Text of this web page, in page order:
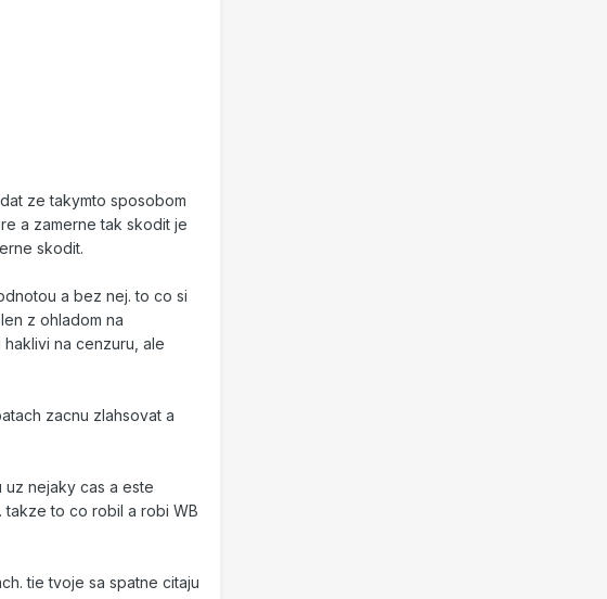
ze takymto sposobom
a zamerne tak skodit je
skodit.
a bez nej. to co si
z ohladom na
na cenzuru, ale
zacnu zlahsovat a
uz nejaky cas a este
takze to co robil a robi WB
tie tvoje sa spatne citaju